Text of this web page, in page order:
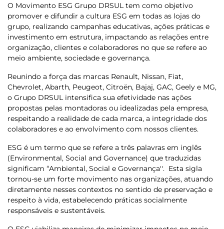
O Movimento ESG Grupo DRSUL tem como objetivo
promover e difundir a cultura ESG em todas as lojas do
grupo, realizando campanhas educativas, ações práticas e
investimento em estrutura, impactando as relações entre
organização, clientes e colaboradores no que se refere ao
meio ambiente, sociedade e governança.
Reunindo a força das marcas Renault, Nissan, Fiat,
Chevrolet, Abarth, Peugeot, Citroën, Bajaj, GAC, Geely e MG,
o Grupo DRSUL intensifica sua efetividade nas ações
propostas pelas montadoras ou idealizadas pela empresa,
respeitando a realidade de cada marca, a integridade dos
colaboradores e ao envolvimento com nossos clientes.
ESG é um termo que se refere a três palavras em inglês
(Environmental, Social and Governance) que traduzidas
significam “Ambiental, Social e Governança''. Esta sigla
tornou-se um forte movimento nas organizações, atuando
diretamente nesses contextos no sentido de preservação e
respeito à vida, estabelecendo práticas socialmente
responsáveis e sustentáveis.